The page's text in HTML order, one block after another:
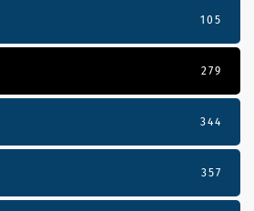
105
279
344
357